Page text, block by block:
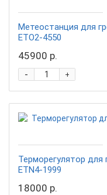
Метеостанция для
ETO2-4550
45900 р.
+
-
Терморегулятор
ETN4-1999
18000 р.